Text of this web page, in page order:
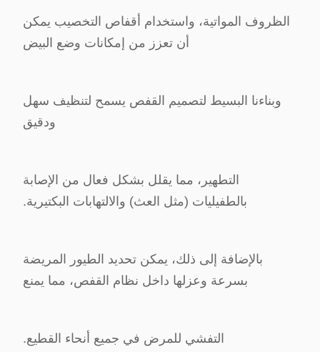
الظروف المواتية، واستخدام أقفاص التخصيب يمكن
أن تعزز من إمكانات وضع البيض
وبناءنا البسيط لتصميم القفص يسمح لتنظيف سهل
ودقيق
التطهير، مما يقلل بشكل فعال من الإصابة
بالطفيليات (مثل العث) والالتهابات البكتيرية.
بالإضافة إلى ذلك، يمكن تحديد الطيور المريضة
بسرعة وعزلها داخل نظام القفص، مما يمنع
التفشي للمرض في جميع أنحاء القطيع.